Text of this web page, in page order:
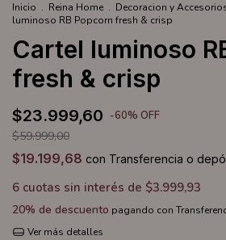
Inicio . Reina Home . Decoracion y
luminoso RB Popcorn fresh & crisp
Cartel luminoso
fresh & crisp
$23.999,60 -60% OFF
$59.999,00
$19.199,68 con Transferencia o
6 cuotas sin interés de $3.999,93
20% de descuento pagando con
Ver más detalles